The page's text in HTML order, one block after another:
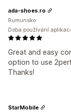
Great and easy
option to use
Thanks!
ada-shoes.ro
Rumunsko
Doba používání
StarMobile